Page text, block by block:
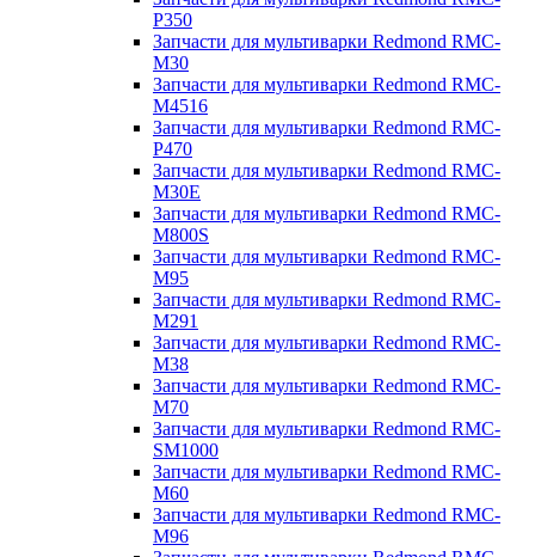
P350
Запчасти для мультиварки Redmond RMC-
M30
Запчасти для мультиварки Redmond RMC-
M4516
Запчасти для мультиварки Redmond RMC-
P470
Запчасти для мультиварки Redmond RMC-
M30E
Запчасти для мультиварки Redmond RMC-
M800S
Запчасти для мультиварки Redmond RMC-
M95
Запчасти для мультиварки Redmond RMC-
M291
Запчасти для мультиварки Redmond RMC-
M38
Запчасти для мультиварки Redmond RMC-
M70
Запчасти для мультиварки Redmond RMC-
SM1000
Запчасти для мультиварки Redmond RMC-
M60
Запчасти для мультиварки Redmond RMC-
M96